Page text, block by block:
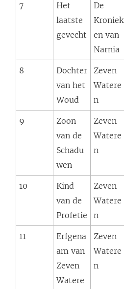
7
Het
laatste
gevecht
De
Kroniek
en van
Narnia
8
Dochter
van het
Woud
Zeven
Watere
n
9
Zoon
van de
Schadu
wen
Zeven
Watere
n
10
Kind
van de
Profetie
Zeven
Watere
n
11
Erfgena
am van
Zeven
Watere
Zeven
Watere
n